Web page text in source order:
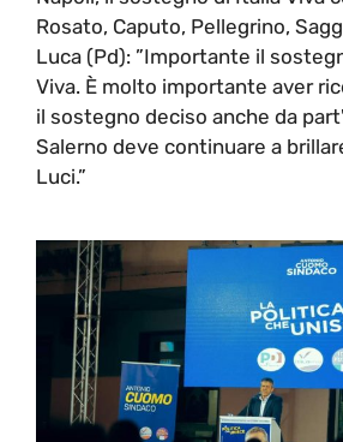
Rosato, Caputo, Pellegrino,
Luca (Pd): ”Importante il
Viva. È molto importante aver
il sostegno deciso anche da
Salerno deve continuare a
Luci.”